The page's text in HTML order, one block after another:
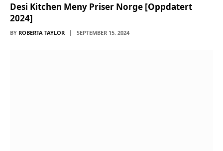
Desi Kitchen Meny Priser Norge [Oppdatert
2024]
BY ROBERTA TAYLOR SEPTEMBER 15, 2024